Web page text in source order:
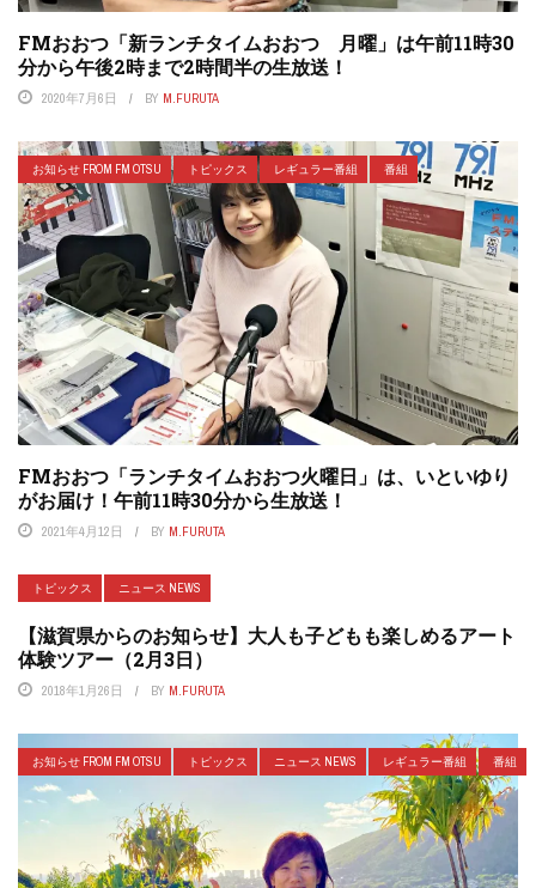
FMおおつ「新ランチタイムおおつ 月曜」は午前11時30
分から午後2時まで2時間半の生放送！
2020年7月6日 BY M.FURUTA
お知らせ FROM FM OTSU トピックス レギュラー番組 番組
FMおおつ「ランチタイムおおつ火曜日」は、いといゆり
がお届け！午前11時30分から生放送！
2021年4月12日 BY M.FURUTA
トピックス ニュース NEWS
【滋賀県からのお知らせ】大人も子どもも楽しめるアート
体験ツアー（2月3日）
2018年1月26日 BY M.FURUTA
お知らせ FROM FM OTSU トピックス ニュース NEWS レギュラー番組 番組